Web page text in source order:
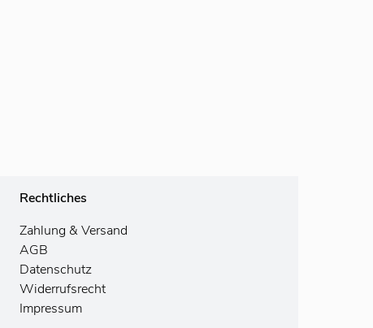
Rechtliches
Zahlung & Versand
AGB
Datenschutz
Widerrufsrecht
Impressum